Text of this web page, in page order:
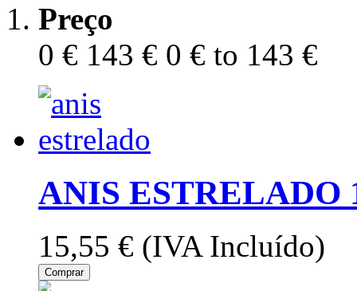
Preço
0 € 143 € 0 € to 143 €
ANIS ESTRELADO
15,55 € (IVA Incluído)
Comprar